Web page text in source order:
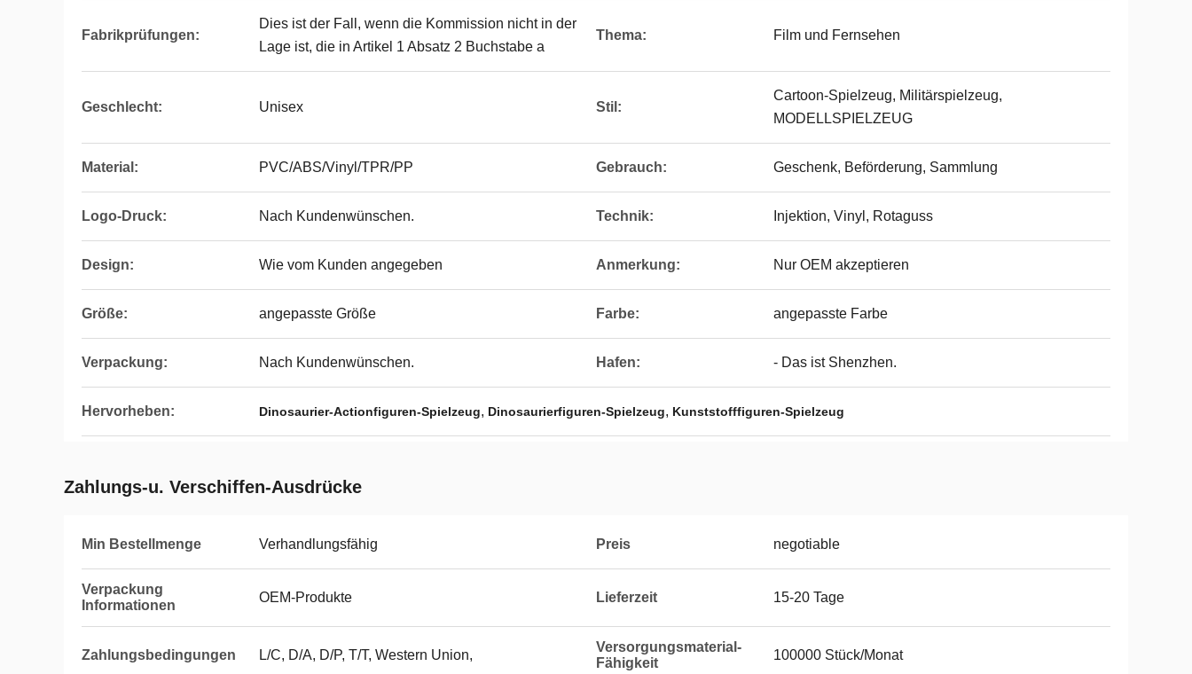
Fabrikprüfungen:
Dies ist der Fall, wenn die Kommission nicht in der
Lage ist, die in Artikel 1 Absatz 2 Buchstabe a
Thema: Film und Fernsehen
Geschlecht: Unisex Stil:
Cartoon-Spielzeug, Militärspielzeug,
MODELLSPIELZEUG
Material: PVC/ABS/Vinyl/TPR/PP Gebrauch: Geschenk, Beförderung, Sammlung
Logo-Druck: Nach Kundenwünschen. Technik: Injektion, Vinyl, Rotaguss
Design: Wie vom Kunden angegeben Anmerkung: Nur OEM akzeptieren
Größe: angepasste Größe Farbe: angepasste Farbe
Verpackung: Nach Kundenwünschen. Hafen: - Das ist Shenzhen.
Hervorheben: Dinosaurier-Actionfiguren-Spielzeug, Dinosaurierfiguren-Spielzeug, Kunststofffiguren-Spielzeug
Zahlungs-u. Verschiffen-Ausdrücke
Min Bestellmenge Verhandlungsfähig Preis negotiable
Verpackung
Informationen
OEM-Produkte Lieferzeit 15-20 Tage
Zahlungsbedingungen L/C, D/A, D/P, T/T, Western Union,
Versorgungsmaterial-
Fähigkeit
100000 Stück/Monat